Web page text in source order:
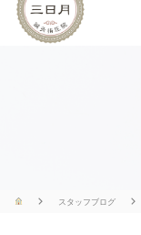
スタッフブログ